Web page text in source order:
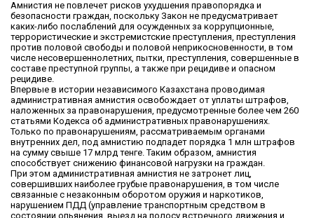
Амнистия не повлечет рисков ухудшения правопорядка и
безопасности граждан, поскольку Закон не предусматривает
каких-либо послаблений для осужденных за коррупционные,
террористические и экстремистские преступления, преступления
против половой свободы и половой неприкосновенности, в том
числе несовершеннолетних, пытки, преступления, совершенные в
составе преступной группы, а также при рецидиве и опасном
рецидиве.
Впервые в истории независимого Казахстана проводимая
административная амнистия освобождает от уплаты штрафов,
наложенных за правонарушения, предусмотренные более чем 260
статьями Кодекса об административных правонарушениях.
Только по правонарушениям, рассматриваемым органами
внутренних дел, под амнистию подпадет порядка 1 млн штрафов
на сумму свыше 17 млрд тенге. Таким образом, амнистия
способствует снижению финансовой нагрузки на граждан.
При этом административная амнистия не затронет лиц,
совершивших наиболее грубые правонарушения, в том числе
связанные с незаконным оборотом оружия и наркотиков,
нарушением ПДД (управление транспортным средством в
состоянии опьянения, выезд на полосу встречного движения и